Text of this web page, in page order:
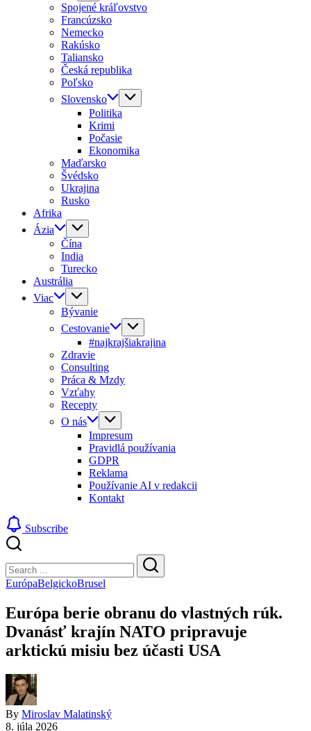
Spojené kráľovstvo
Francúzsko
Nemecko
Rakúsko
Taliansko
Česká republika
Poľsko
Slovensko
Politika
Krimi
Počasie
Ekonomika
Maďarsko
Švédsko
Ukrajina
Rusko
Afrika
Ázia
Čína
India
Turecko
Austrália
Viac
Bývanie
Cestovanie
#najkrajšiakrajina
Zdravie
Consulting
Práca & Mzdy
Vzťahy
Recepty
O nás
Impresum
Pravidlá používania
GDPR
Reklama
Používanie AI v redakcii
Kontakt
Subscribe
Search
Search
EurópaBelgickoBrusel
Európa berie obranu do vlastných rúk.
Dvanásť krajín NATO pripravuje
arktickú misiu bez účasti USA
By Miroslav Malatinský
8. júla 2026